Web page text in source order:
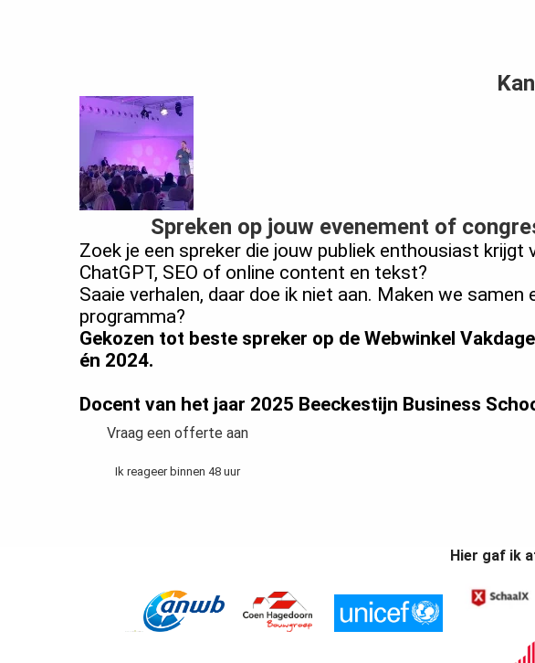
Spreken op jouw evenement of
Zoek je een spreker die jouw publiek enthousiast krijgt
ChatGPT, SEO of online content en tekst?
Saaie verhalen, daar doe ik niet aan. Maken we samen
programma?
Gekozen tot beste spreker op de Webwinkel
én 2024.
Docent van het jaar 2025 Beeckestijn Business
Vraag een offerte aan
Ik reageer binnen 48 uur
Hier gaf ik